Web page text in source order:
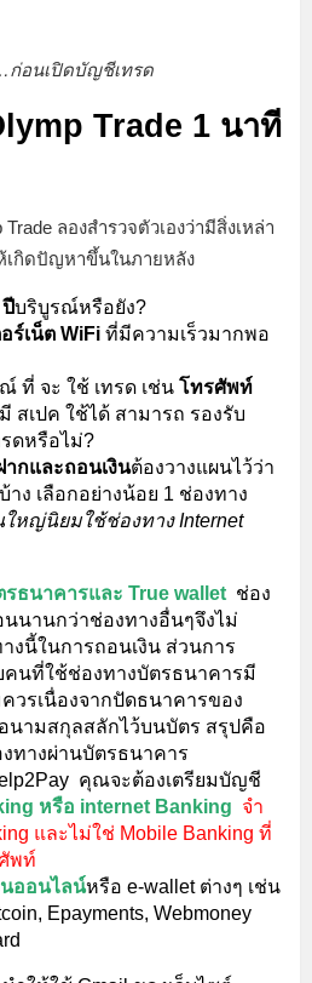
ก่อนเปิดบัญชีเทรด
Trade 1 นาที
ลองสำรวจตัวเองว่ามีสิ่งเหล่า
เกิดปัญหาขึ้นในภายหลัง
บริบูรณ์หรือยัง?
ร์เน็ต WiFi ที่มีความเร็วมากพอ
ที่ จะ ใช้ เทรด เช่น โทรศัพท์
มี สเปค ใช้ได้ สามารถ รองรับ
ดหรือไม่?
ากและถอนเงินต้องวางแผนไว้ว่า
ง เลือกอย่างน้อย 1 ช่องทาง
ใหญ่นิยมใช้ช่องทาง Internet
รธนาคารและ True wallet ช่อง
นนานกว่าช่องทางอื่นๆจึงไม่
งนี้ในการถอนเงิน ส่วนการ
นที่ใช้ช่องทางบัตรธนาคารมี
วรเนื่องจากปัดธนาคารของ
นามสกุลสลักไว้บนบัตร สรุปคือ
ทางผ่านบัตรธนาคาร
คุณจะต้องเตรียมบัญชี
หรือ internet Banking จำ
และไม่ใช่ Mobile Banking ที่
พท์
นออนไลน์หรือ e-wallet ต่างๆ เช่น
Epayments, Webmoney